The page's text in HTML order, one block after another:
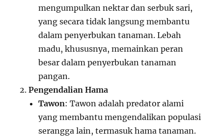
mengumpulkan nektar dan serbuk sari,
yang secara tidak langsung membantu
dalam penyerbukan tanaman. Lebah
madu, khususnya, memainkan peran
besar dalam penyerbukan tanaman
pangan.
Pengendalian Hama
Tawon: Tawon adalah predator alami
yang membantu mengendalikan populasi
serangga lain, termasuk hama tanaman.